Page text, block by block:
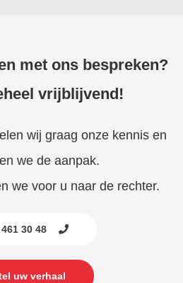
met ons bespreken?
vrijblijvend!
wij graag onze kennis en
we de aanpak.
we voor u naar de rechter.
30 48
uw verhaal